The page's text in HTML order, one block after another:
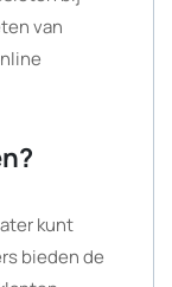
van
kunt
bieden de